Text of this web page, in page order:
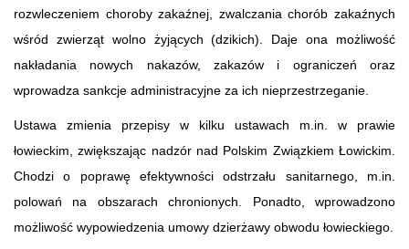
rozwleczeniem choroby zakaźnej, zwalczania chorób zakaźnych
wśród zwierząt wolno żyjących (dzikich). Daje ona możliwość
nakładania nowych nakazów, zakazów i ograniczeń oraz
wprowadza sankcje administracyjne za ich nieprzestrzeganie.
Ustawa zmienia przepisy w kilku ustawach m.in. w prawie
łowieckim, zwiększając nadzór nad Polskim Związkiem Łowickim.
Chodzi o poprawę efektywności odstrzału sanitarnego, m.in.
polowań na obszarach chronionych. Ponadto, wprowadzono
możliwość wypowiedzenia umowy dzierżawy obwodu łowieckiego.